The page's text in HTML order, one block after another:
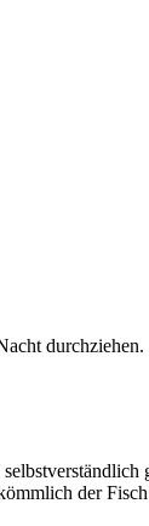
durchziehen.
der